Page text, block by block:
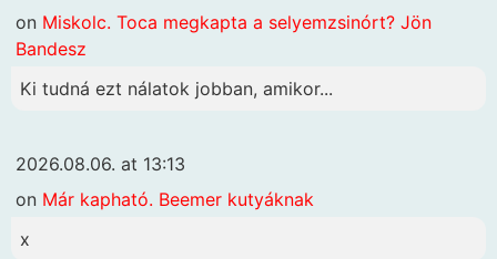
on Miskolc. Toca megkapta a selyemzsinórt? Jön
Bandesz
Ki tudná ezt nálatok jobban, amikor...
2026.08.06. at 13:13
on Már kapható. Beemer kutyáknak
x